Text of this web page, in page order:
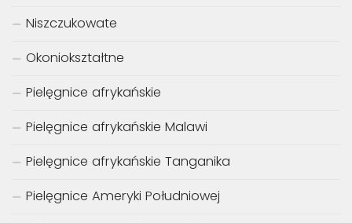
Niszczukowate
Okoniokształtne
Pielęgnice afrykańskie
Pielęgnice afrykańskie Malawi
Pielęgnice afrykańskie Tanganika
Pielęgnice Ameryki Południowej